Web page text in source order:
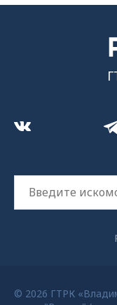
© 2026 ГТРК